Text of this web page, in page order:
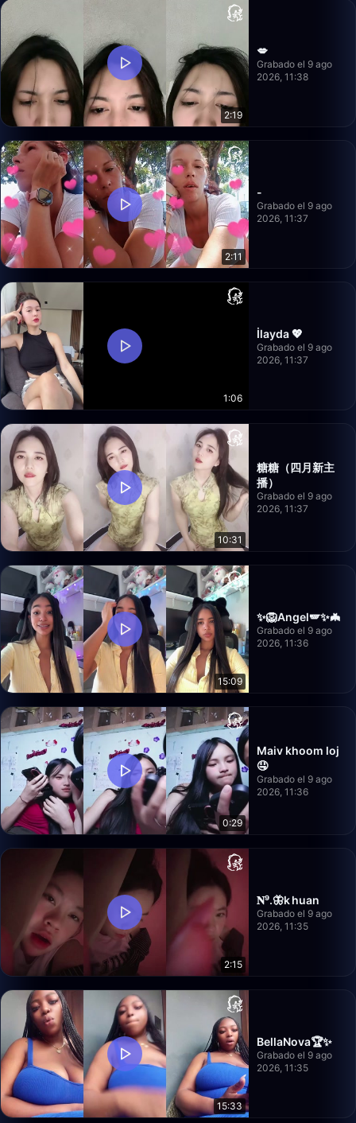
2:19
💋
Grabado el 9 ago
2026, 11:38
2:11
-
Grabado el 9 ago
2026, 11:37
1:06
İlayda 💖
Grabado el 9 ago
2026, 11:37
10:31
糖糖（四月新主
播）
Grabado el 9 ago
2026, 11:37
15:09
✨🦁Angel🪽✨🦇
Grabado el 9 ago
2026, 11:36
0:29
Maiv khoom loj
🤤
Grabado el 9 ago
2026, 11:36
2:15
𝐍⁹.🦋k huan
Grabado el 9 ago
2026, 11:35
15:33
BellaNova🏆✨
Grabado el 9 ago
2026, 11:35